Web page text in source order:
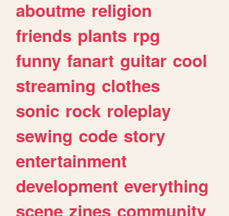
aboutme religion
friends plants rpg
funny fanart guitar cool
streaming clothes
sonic rock roleplay
sewing code story
entertainment
development everything
scene zines community